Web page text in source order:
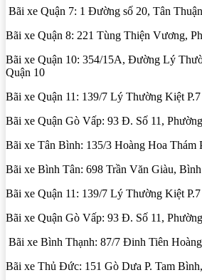
Bãi xe Quận 7: 1 Đường số 20, Tân
Bãi xe Quận 8: 221 Tùng Thiện Vương,
Bãi xe Quận 10: 354/15A, Đường Lý
Quận 10
Bãi xe Quận 11: 139/7 Lý Thường Kiệt P.7
Bãi xe Quận Gò Vấp: 93 Đ. Số 11,
Bãi xe Tân Bình: 135/3 Hoàng Hoa Thám
Bãi xe Bình Tân: 698 Trần Văn Giàu,
Bãi xe Quận 11: 139/7 Lý Thường Kiệt P.7
Bãi xe Quận Gò Vấp: 93 Đ. Số 11,
Bãi xe Bình Thạnh: 87/7 Đinh Tiên
Bãi xe Thủ Đức: 151 Gò Dưa P. Tam